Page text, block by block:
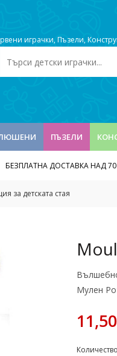
играчки,Пъзели,
ПЪЗЕЛИ
БЕЗПЛАТНА ДОСТАВКА НАД 70
за детската стая
Мулен